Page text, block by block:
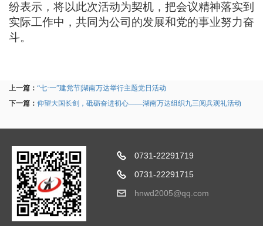
纷表示，将以此次活动为契机，把会议精神落实到
实际工作中，共同为公司的发展和党的事业努力奋
斗。
上一篇： “七·一”建党节|湖南万达举行主题党日活动
下一篇： 仰望大国长剑，砥砺奋进初心——湖南万达组织九三阅兵观礼活动
0731-22291719
0731-22291715
hnwd2005@qq.com